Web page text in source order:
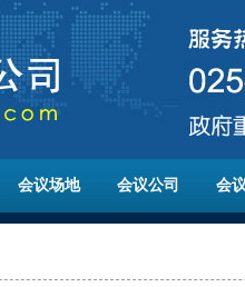
会议场地 会议公司 会